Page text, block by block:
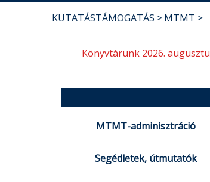
KUTATÁSTÁMOGATÁS MTMT
Könyvtárunk 2026.
MTMT-adminisztráció
Segédletek, útmutatók